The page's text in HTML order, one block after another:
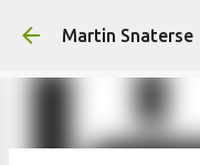
Martin Snaterse